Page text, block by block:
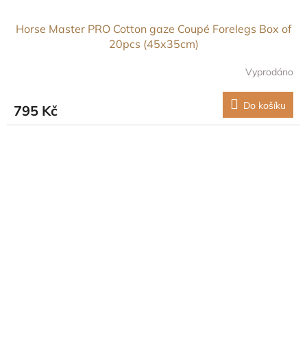
Horse Master PRO Cotton gaze Coupé Forelegs Box of
20pcs (45x35cm)
Vyprodáno
795 Kč Do košíku